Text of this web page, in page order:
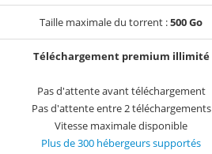
Taille maximale du torrent :500 Go
Téléchargement premium illimité
Pas d'attente avant téléchargement
Pas d'attente entre 2 téléchargements
Vitesse maximale disponible
Plus de 300 hébergeurs supportés